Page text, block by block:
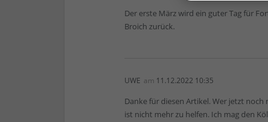
Der erste März wird ein guter Tag für
Broich zurück.
UWE am 11.12.2022 10:35
Danke für diesen Artikel. Wer jetzt
ist nicht mehr zu helfen. Ich mag den